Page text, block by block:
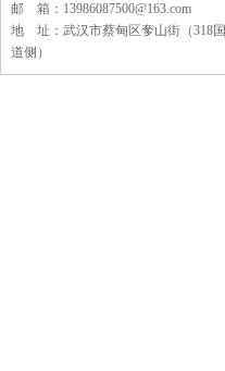
邮 箱：13986087500@163.com
地 址：武汉市蔡甸区奓山街（318国
道侧）